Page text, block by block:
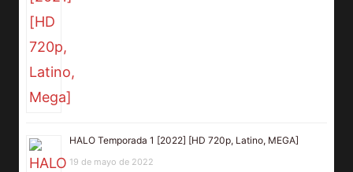
HALO Temporada 1 [2022] [HD 720p, Latino, MEGA]
19 de mayo de 2022